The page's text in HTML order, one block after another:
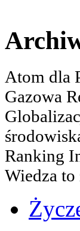
Atom dla
Gazowa
Ranking
Wiedza